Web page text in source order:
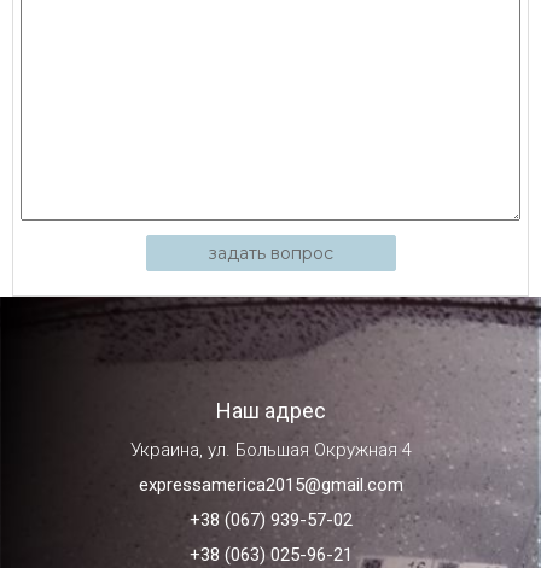
задать вопрос
Наш адрес
Украина, ул. Большая Окружная 4
expressamerica2015@gmail.com
+38 (067) 939-57-02
+38 (063) 025-96-21